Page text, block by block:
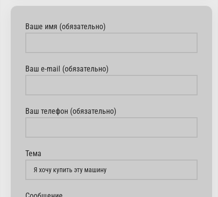
Ваше имя (обязательно)
Ваш e-mail (обязательно)
Ваш телефон (обязательно)
Тема